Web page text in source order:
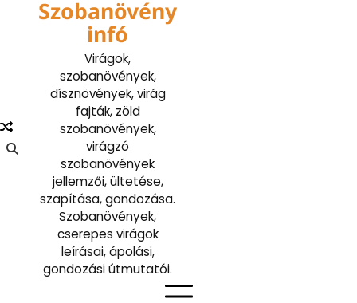
Szobanövény
infó
Virágok,
szobanövények,
dísznövények, virág
fajták, zöld
szobanövények,
virágzó
szobanövények
jellemzői, ültetése,
szapítása, gondozása.
Szobanövények,
cserepes virágok
leírásai, ápolási,
gondozási útmutatói.